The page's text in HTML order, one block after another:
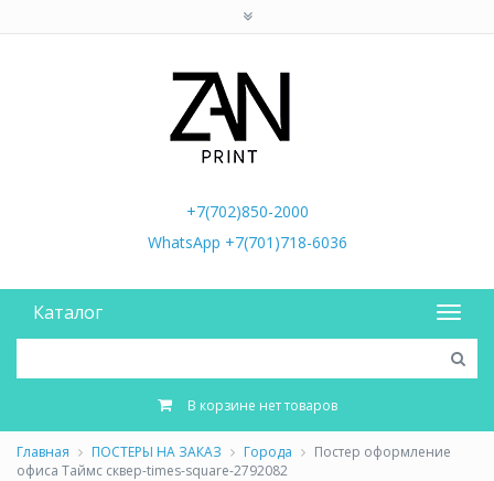
+7(702)850-2000
WhatsApp +7(701)718-6036
Каталог
В корзине нет товаров
Главная ПОСТЕРЫ НА ЗАКАЗ Города
Постер оформление
офиса Таймс сквер-times-square-2792082